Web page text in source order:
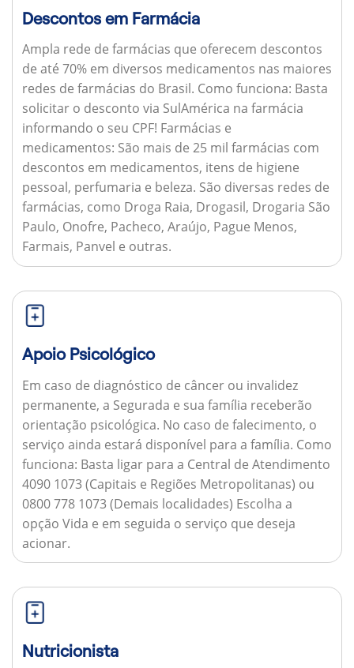
Descontos em Farmácia
Ampla rede de farmácias que oferecem descontos
de até 70% em diversos medicamentos nas maiores
redes de farmácias do Brasil. Como funciona: Basta
solicitar o desconto via SulAmérica na farmácia
informando o seu CPF! Farmácias e
medicamentos: São mais de 25 mil farmácias com
descontos em medicamentos, itens de higiene
pessoal, perfumaria e beleza. São diversas redes de
farmácias, como Droga Raia, Drogasil, Drogaria São
Paulo, Onofre, Pacheco, Araújo, Pague Menos,
Farmais, Panvel e outras.
Apoio Psicológico
Em caso de diagnóstico de câncer ou invalidez
permanente, a Segurada e sua família receberão
orientação psicológica. No caso de falecimento, o
serviço ainda estará disponível para a família. Como
funciona: Basta ligar para a Central de Atendimento
4090 1073 (Capitais e Regiões Metropolitanas) ou
0800 778 1073 (Demais localidades) Escolha a
opção Vida e em seguida o serviço que deseja
acionar.
Nutricionista